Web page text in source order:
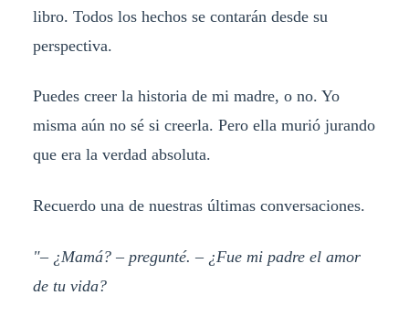
libro. Todos los hechos se contarán desde su
perspectiva.
Puedes creer la historia de mi madre, o no. Yo
misma aún no sé si creerla. Pero ella murió jurando
que era la verdad absoluta.
Recuerdo una de nuestras últimas conversaciones.
"– ¿Mamá? – pregunté. – ¿Fue mi padre el amor
de tu vida?